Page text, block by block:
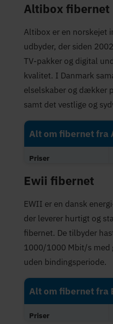
Maksimal hastighed
(Mbit/s)
Trustpilot-score
Altibox fibernet
Altibox er en norskejet
udbyder, der siden
TV-pakker og digital
kvalitet. I Danmark
elselskaber og dækker
samt det vestlige og
Alt om fibernet fra
Priser
Maksimal hastighed
Trustpilot-score
Ewii fibernet
EWII er en dansk
der leverer hurtigt og
fibernet. De tilbyder
1000/1000 Mbit/s med
uden bindingsperiode.
Alt om fibernet fra
Priser